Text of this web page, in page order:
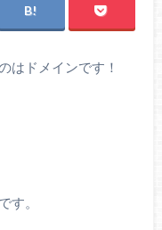
はドメインです！
す。